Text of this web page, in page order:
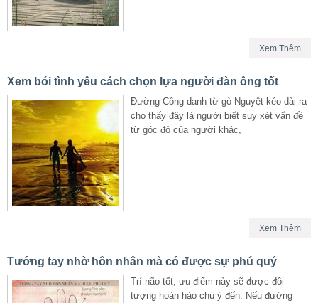
Xem Thêm
Xem bói tình yêu cách chọn lựa người đàn ông tốt
Đường Công danh từ gò Nguyệt kéo dài ra
cho thấy đây là người biết suy xét vấn đề
từ góc độ của người khác,
Xem Thêm
Tướng tay nhờ hôn nhân mà có được sự phú quý
Trí não tốt, ưu điểm này sẽ được đôi
tượng hoàn hảo chú ý đến. Nếu đường